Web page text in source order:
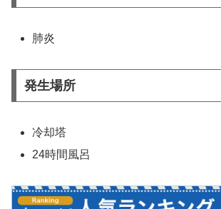
肺炎
発生場所
冷却塔
24時間風呂